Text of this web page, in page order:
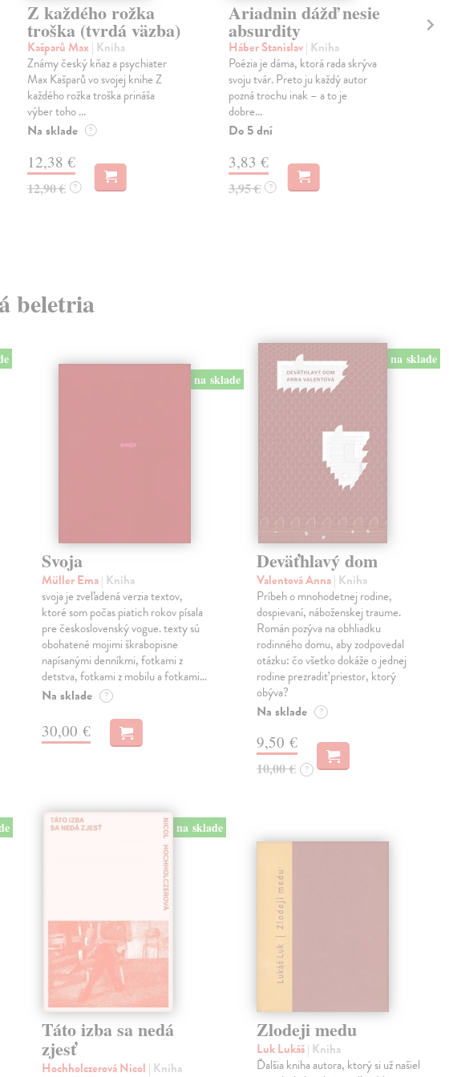
Z každého rožka
troška (tvrdá väzba)
Kašparů Max | Kniha
Známy český kňaz a psychiater
Max Kašparů vo svojej knihe Z
každého rožka troška prináša
výber toho ...
Na sklade ?
12,38 €
12,90 € ?
Ariadnin dážď nesie
absurdity
Háber Stanislav| Kniha
Poézia je dáma, ktorá rada skrýva
svoju tvár. Preto ju každý autor
pozná trochu inak – a to je
dobre...
Do 5 dní
3,83 €
3,95 € ?
beletria
na sklade
Svoja
Müller Ema| Kniha
svoja je zveľadená verzia textov,
ktoré som počas piatich rokov písala
pre československý vogue. texty sú
obohatené mojimi škrabopisne
napísanými denníkmi, fotkami z
detstva, fotkami z mobilu a fotkami…
Na sklade ?
30,00 €
na sklade
Deväťhlavý dom
Valentová Anna| Kniha
Príbeh o mnohodetnej rodine,
dospievaní, náboženskej traume.
Román pozýva na obhliadku
rodinného domu, aby zodpovedal
otázku: čo všetko dokáže o jednej
rodine prezradiť priestor, ktorý
obýva?
Na sklade ?
9,50 €
10,00 € ?
na sklade
Táto izba sa nedá
zjesť
Hochholczerová Nicol | Kniha
Zlodeji medu
Luk Lukáš| Kniha
Ďalšia kniha autora, ktorý si už našiel